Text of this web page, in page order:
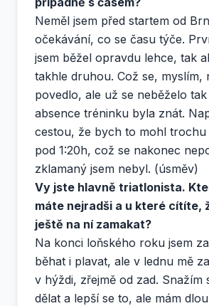
Neměl jsem před startem od
očekávání, co se času týče.
jsem běžel opravdu lehce, tak
takhle druhou. Což se, myslím,
povedlo, ale už se neběželo
absence tréninku byla znát.
cestou, že bych to mohl
pod 1:20h, což se nakonec
zklamaný jsem nebyl. (úsměv)
Vy jste hlavně triatlonista.
máte nejradši a u které cítíte,
ještě na ní zamakat?
Na konci loňského roku jsem
běhat i plavat, ale v lednu mě
v hýždi, zřejmě od zad. Snažím
dělat a lepší se to, ale mám